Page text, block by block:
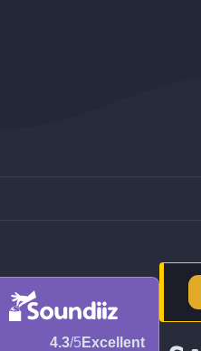
Excellent
4.3/5